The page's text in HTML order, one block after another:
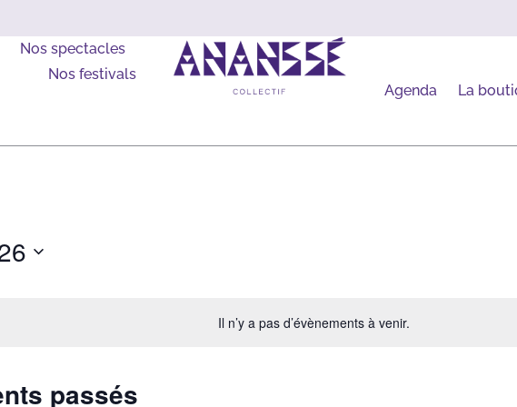
Nos spectacles
Nos festivals
Agenda
La
Il n’y a pas d’évènements à venir.
passés